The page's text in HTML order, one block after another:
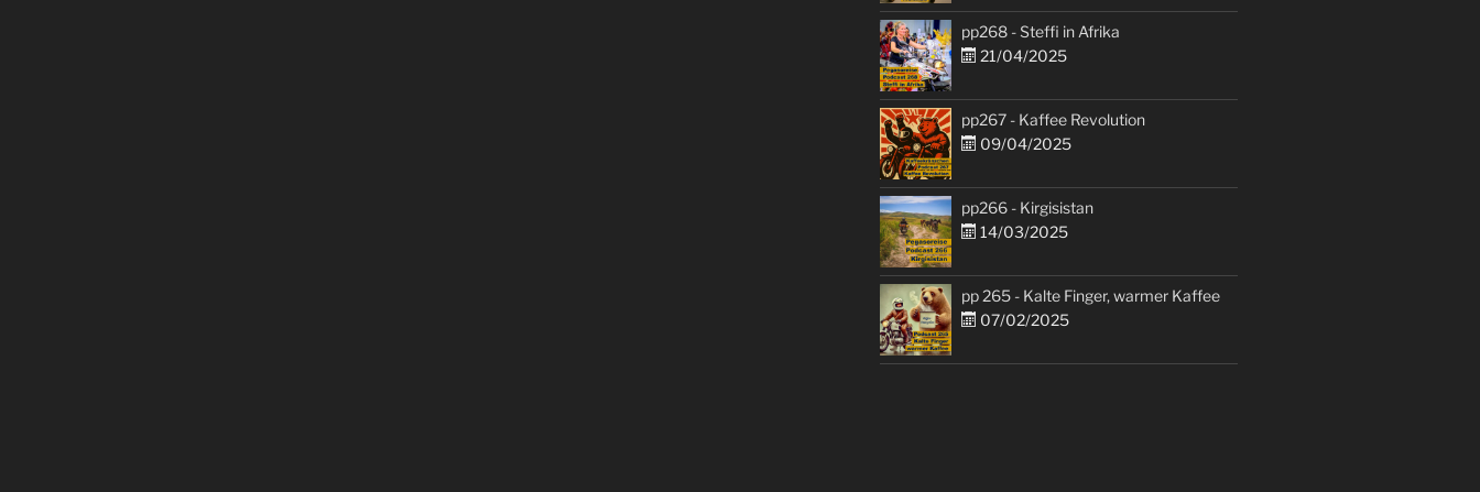
pp268 - Steffi in Afrika
21/04/2025
pp267 - Kaffee Revolution
09/04/2025
pp266 - Kirgisistan
14/03/2025
pp 265 - Kalte Finger, warmer Kaffee
07/02/2025